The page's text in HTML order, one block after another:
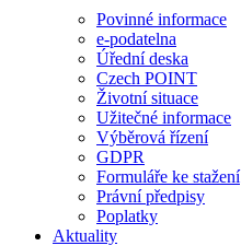
Povinné informace
e-podatelna
Úřední deska
Czech POINT
Životní situace
Užitečné informace
Výběrová řízení
GDPR
Formuláře ke stažení
Právní předpisy
Poplatky
Aktuality